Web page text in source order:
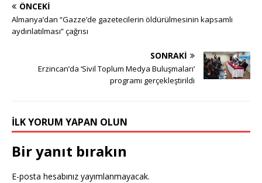
ÖNCEKI
Almanya’dan “Gazze’de gazetecilerin öldürülmesinin kapsamlı
aydınlatılması” çağrısı
SONRAKI
Erzincan’da ‘Sivil Toplum Medya Buluşmaları’
programı gerçekleştirildi
İLK YORUM YAPAN OLUN
Bir yanıt bırakın
E-posta hesabınız yayımlanmayacak.